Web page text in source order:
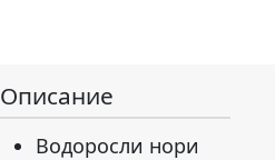
Описание
Водоросли нори